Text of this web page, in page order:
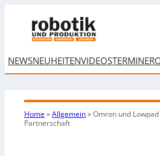
NEWSNEUHEITENVIDEOSTERMINE
Home»Allgemein»Omron und
Partnerschaft